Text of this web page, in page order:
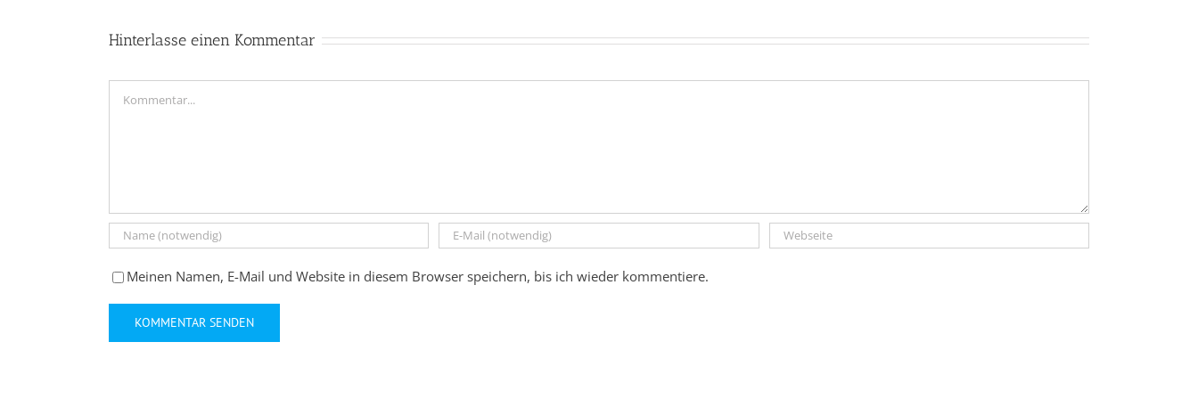
Hinterlasse einen Kommentar
Meinen Namen, E-Mail und Website in diesem Browser speichern, bis ich wieder kommentiere.